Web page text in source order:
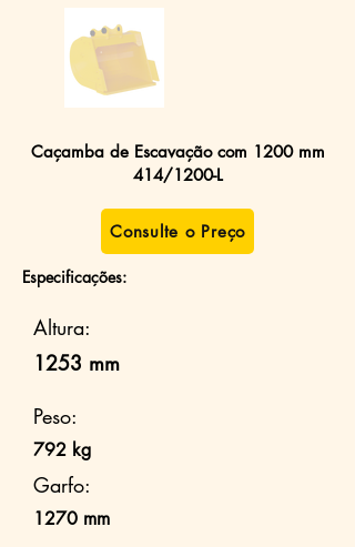
Caçamba de Escavação com 1200 mm
414/1200-L
Consulte o Preço
Especificações:
Altura:
1253 mm
Peso:
792 kg
Garfo:
1270 mm